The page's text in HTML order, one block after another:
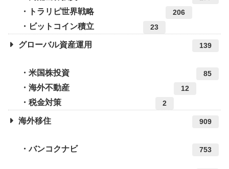
トラリピ世界戦略 206
ビットコイン積立 23
グローバル資産運用 139
米国株投資 85
海外不動産 12
税金対策 2
海外移住 909
バンコクナビ 753